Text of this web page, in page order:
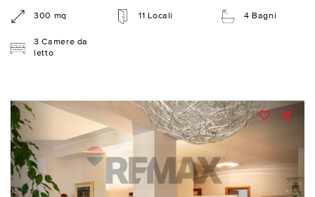
300 mq 11 Locali 4 Bagni
3 Camere da
letto